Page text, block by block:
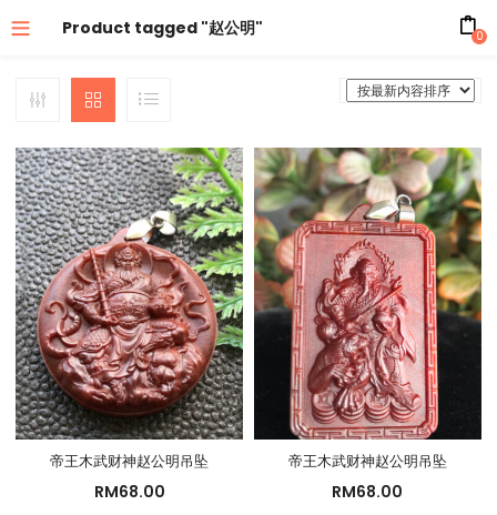
Product tagged "赵公明" 0
帝王木武财神赵公明吊坠
RM68.00
帝王木武财神赵公明吊坠
RM68.00